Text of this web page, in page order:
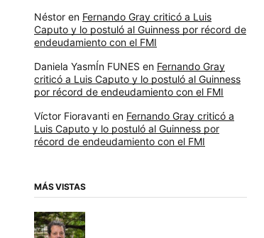
Néstor en Fernando Gray criticó a Luis
Caputo y lo postuló al Guinness por récord de
endeudamiento con el FMI
Daniela YasmÍn FUNES en Fernando Gray
criticó a Luis Caputo y lo postuló al Guinness
por récord de endeudamiento con el FMI
Víctor Fioravanti en Fernando Gray criticó a
Luis Caputo y lo postuló al Guinness por
récord de endeudamiento con el FMI
MÁS VISTAS